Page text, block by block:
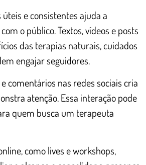
e consistentes ajuda a
o público. Textos, vídeos e posts
das terapias naturais, cuidados
engajar seguidores.
comentários nas redes sociais cria
atenção. Essa interação pode
quem busca um terapeuta
como lives e workshops,